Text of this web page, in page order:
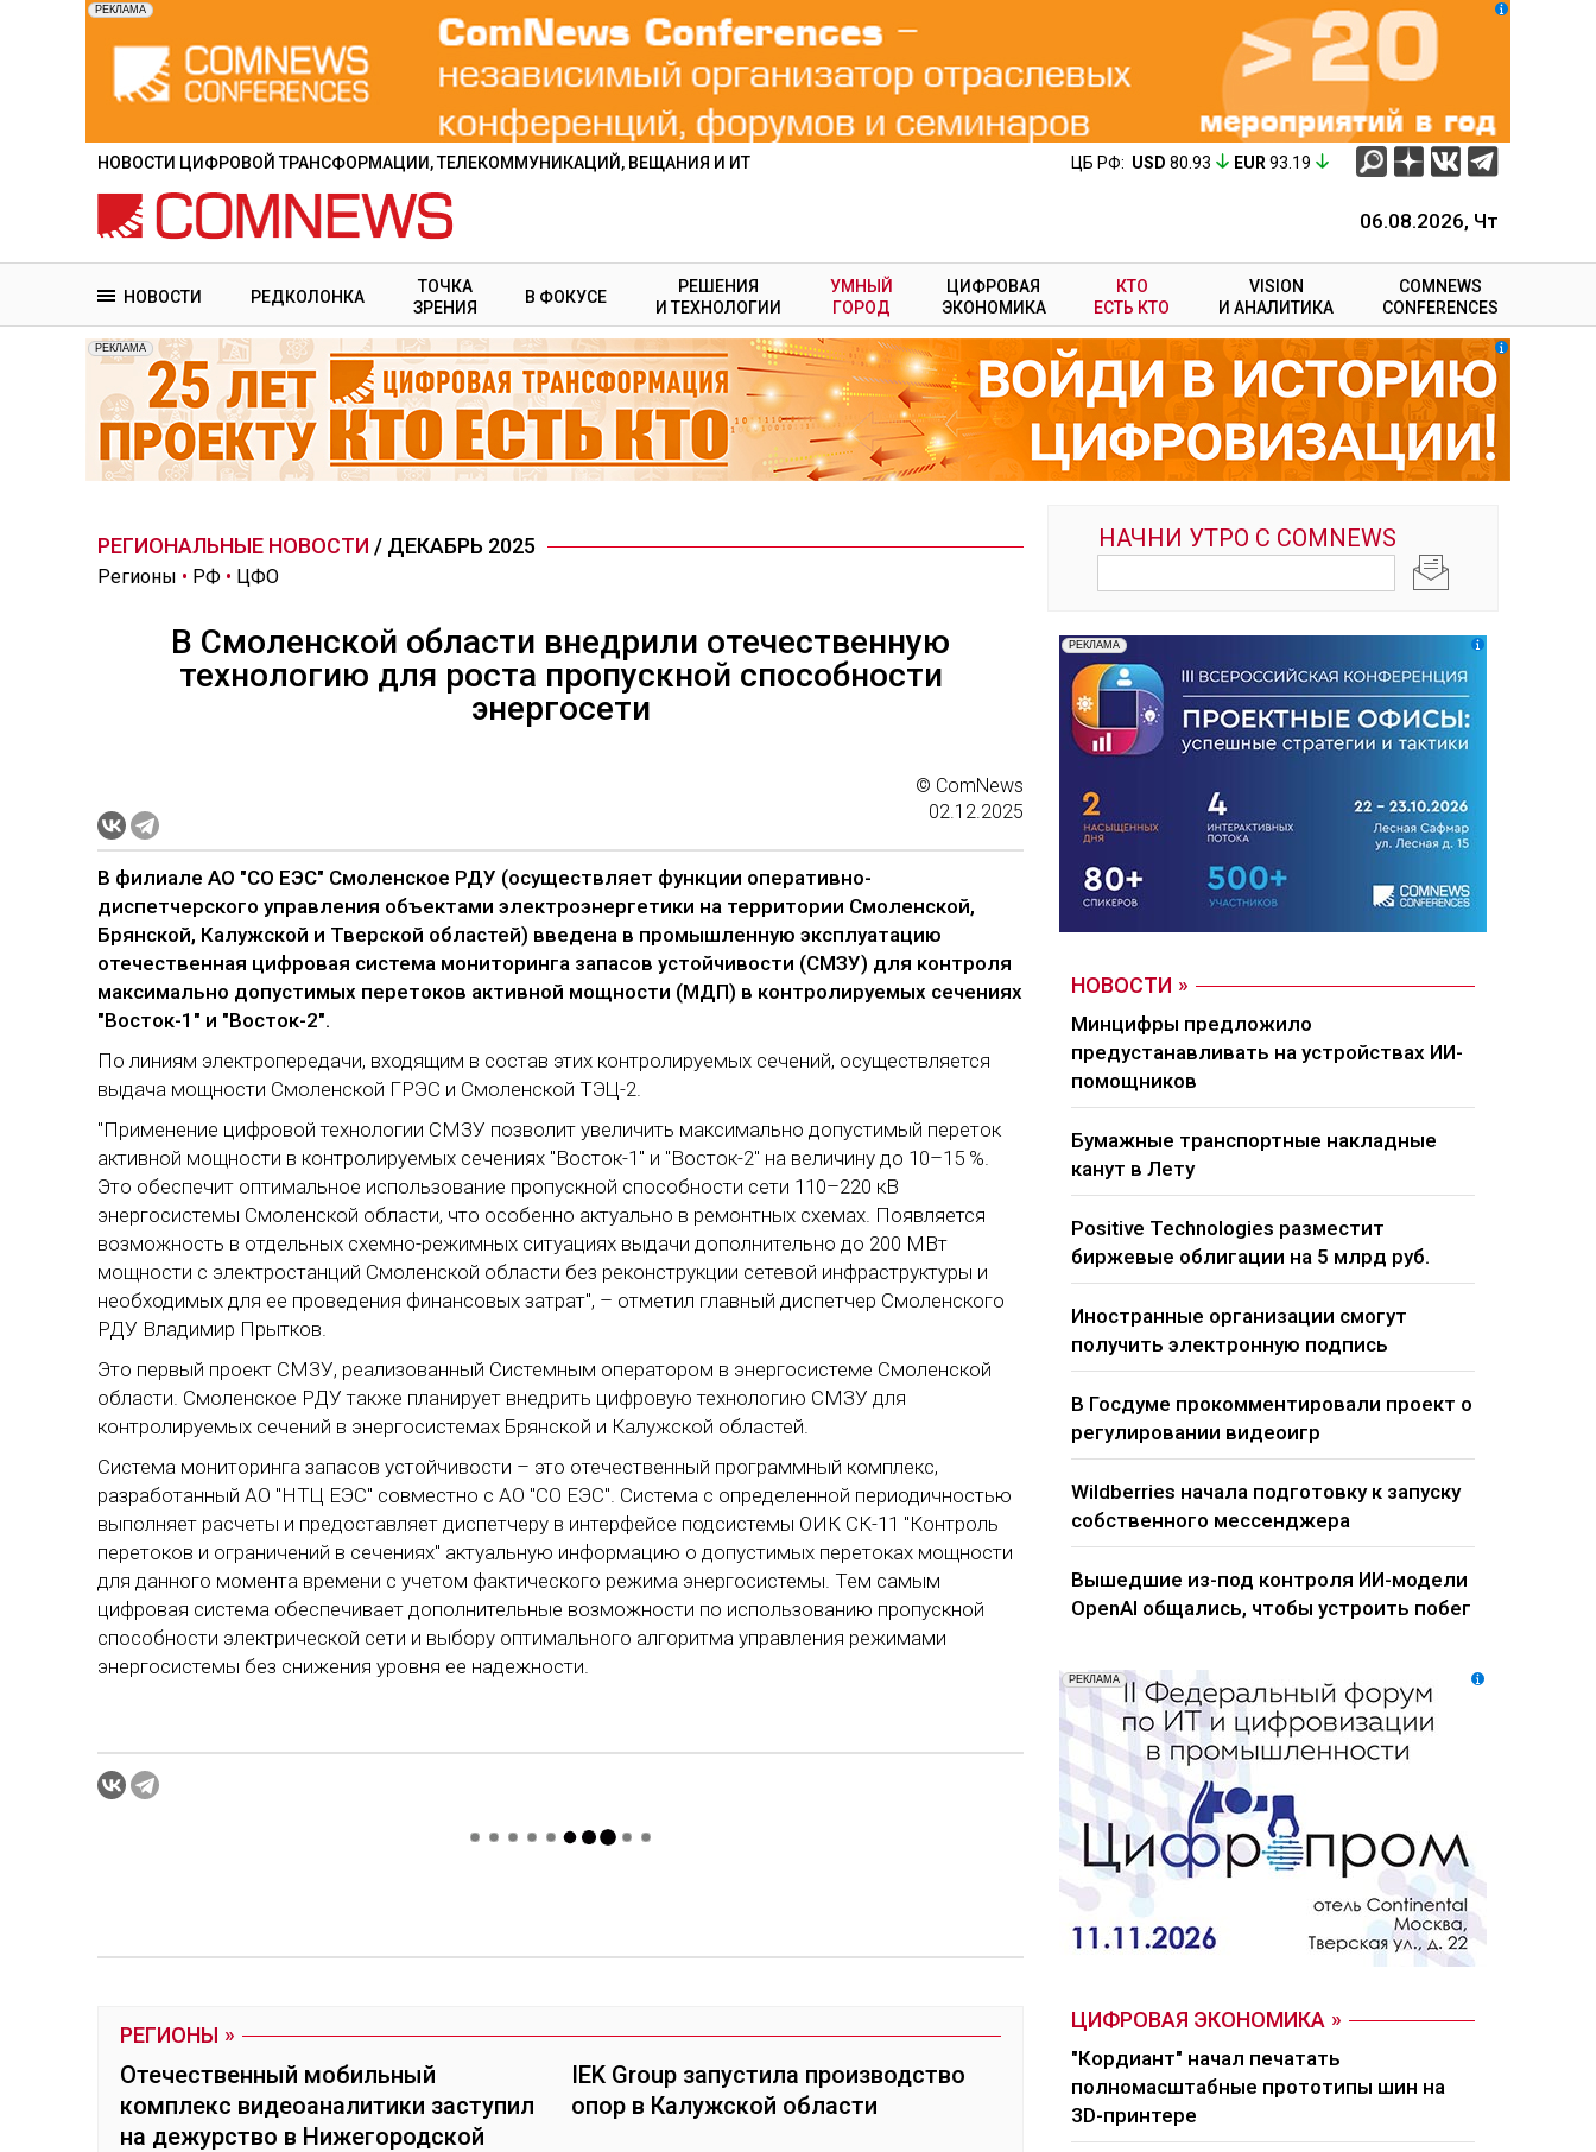
содержанию
НОВОСТИ ЦИФРОВОЙ ТРАНСФОРМАЦИИ, ТЕЛЕКОММУНИКАЦИЙ, ВЕЩАНИЯ И ИТ ЦБ РФ: USD 80.93 EUR 93.19
06.08.2026, Чт
НОВОСТИ РЕДКОЛОНКА
ТОЧКА
ЗРЕНИЯ
В ФОКУСЕ
РЕШЕНИЯ
И ТЕХНОЛОГИИ
УМНЫЙ
ГОРОД
ЦИФРОВАЯ
ЭКОНОМИКА
КТО
ЕСТЬ КТО
VISION
И АНАЛИТИКА
COMNEWS
CONFERENCES
РЕГИОНАЛЬНЫЕ НОВОСТИ / ДЕКАБРЬ 2025
Регионы • РФ • ЦФО
В Смоленской области внедрили отечественную
технологию для роста пропускной способности
энергосети
© ComNews
02.12.2025
В филиале АО "СО ЕЭС" Смоленское РДУ (осуществляет функции оперативно-
диспетчерского управления объектами электроэнергетики на территории Смоленской,
Брянской, Калужской и Тверской областей) введена в промышленную эксплуатацию
отечественная цифровая система мониторинга запасов устойчивости (СМЗУ) для контроля
максимально допустимых перетоков активной мощности (МДП) в контролируемых сечениях
"Восток-1" и "Восток-2".
По линиям электропередачи, входящим в состав этих контролируемых сечений, осуществляется
выдача мощности Смоленской ГРЭС и Смоленской ТЭЦ-2.
"Применение цифровой технологии СМЗУ позволит увеличить максимально допустимый переток
активной мощности в контролируемых сечениях "Восток-1" и "Восток-2" на величину до 10–15 %.
Это обеспечит оптимальное использование пропускной способности сети 110–220 кВ
энергосистемы Смоленской области, что особенно актуально в ремонтных схемах. Появляется
возможность в отдельных схемно-режимных ситуациях выдачи дополнительно до 200 МВт
мощности с электростанций Смоленской области без реконструкции сетевой инфраструктуры и
необходимых для ее проведения финансовых затрат", – отметил главный диспетчер Смоленского
РДУ Владимир Прытков.
Это первый проект СМЗУ, реализованный Системным оператором в энергосистеме Смоленской
области. Смоленское РДУ также планирует внедрить цифровую технологию СМЗУ для
контролируемых сечений в энергосистемах Брянской и Калужской областей.
Система мониторинга запасов устойчивости – это отечественный программный комплекс,
разработанный АО "НТЦ ЕЭС" совместно с АО "СО ЕЭС". Система с определенной периодичностью
выполняет расчеты и предоставляет диспетчеру в интерфейсе подсистемы ОИК СК-11 "Контроль
перетоков и ограничений в сечениях" актуальную информацию о допустимых перетоках мощности
для данного момента времени с учетом фактического режима энергосистемы. Тем самым
цифровая система обеспечивает дополнительные возможности по использованию пропускной
способности электрической сети и выбору оптимального алгоритма управления режимами
энергосистемы без снижения уровня ее надежности.
РЕГИОНЫ
Отечественный мобильный
комплекс видеоаналитики заступил
на дежурство в Нижегородской
IEK Group запустила производство
опор в Калужской области
НОВОСТИ
Минцифры предложило
предустанавливать на устройствах ИИ-
помощников
Бумажные транспортные накладные
канут в Лету
Positive Technologies разместит
биржевые облигации на 5 млрд руб.
Иностранные организации смогут
получить электронную подпись
В Госдуме прокомментировали проект о
регулировании видеоигр
Wildberries начала подготовку к запуску
собственного мессенджера
Вышедшие из-под контроля ИИ-модели
OpenAI общались, чтобы устроить побег
ЦИФРОВАЯ ЭКОНОМИКА
"Кордиант" начал печатать
полномасштабные прототипы шин на
3D-принтере